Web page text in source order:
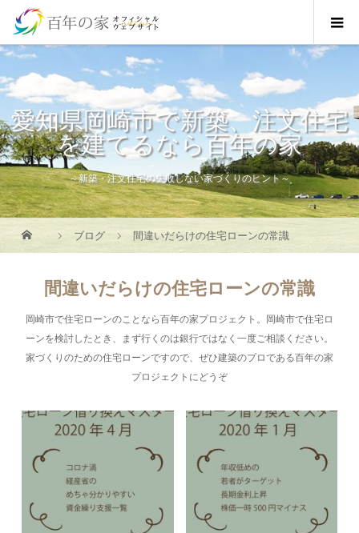
愛知県岡崎市で新築、注文住宅
を建てるなら百年の家
～新築・注文住宅の失敗しない家づくりのヒント～
ブログ 間違いだらけの住宅ローンの常識
間違いだらけの住宅ローンの常識
岡崎市で住宅ローンのことなら百年の家プロジェクト。岡崎市で住宅ロ
ーンを検討したとき、まず行くのは銀行ではなく一度ご相談ください。
家づくりのための住宅ローンですので、ぜひ建築のプロである百年の家
プロジェクトにどうぞ